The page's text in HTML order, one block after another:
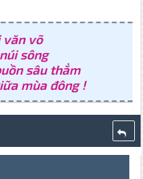
võ
sông
sâu thẳm
mùa đông !